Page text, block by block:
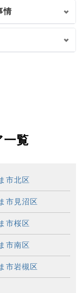
情
一覧
市北区
市見沼区
市桜区
市南区
市岩槻区